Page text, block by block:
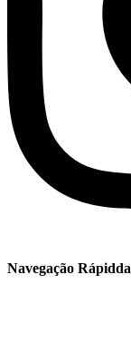
Navegação Rápidda